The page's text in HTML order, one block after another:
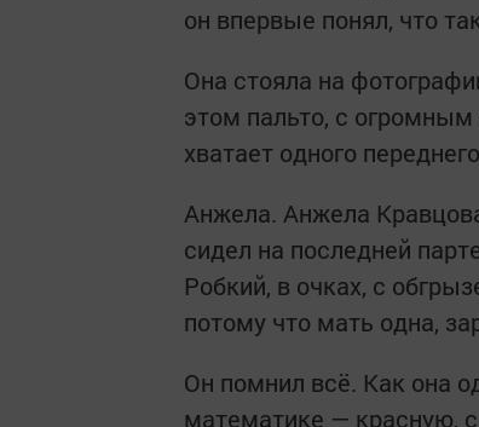
он впервые понял, что
Она стояла на
этом пальто, с
хватает одного
Анжела. Анжела
сидел на последней
Робкий, в очках, с
потому что мать одна,
Он помнил всё. Как она
математике — красную,